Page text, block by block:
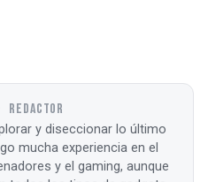
REDACTOR
y diseccionar lo último
mucha experiencia en el
y el gaming, aunque